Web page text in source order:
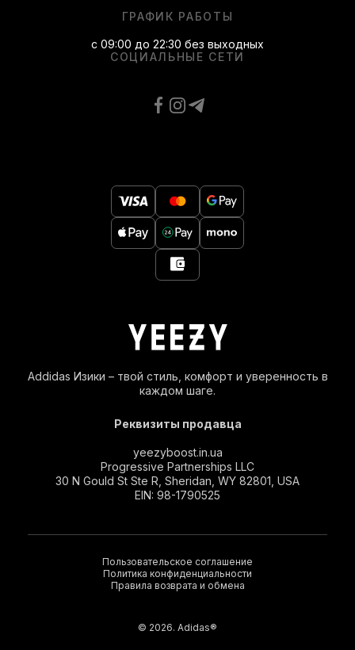
Addidas Изики – твой стиль, комфорт и уверенность в
каждом шаге.
Реквизиты продавца
yeezyboost.in.ua
Progressive Partnerships LLC
30 N Gould St Ste R, Sheridan, WY 82801, USA
EIN: 98-1790525
СОЦИАЛЬНЫЕ СЕТИ
ГРАФИК РАБОТЫ
с 09:00 до 22:30 без выходных
© 2026. Adidas®
Пользовательское соглашение
Политика конфиденциальности
Правила возврата и обмена